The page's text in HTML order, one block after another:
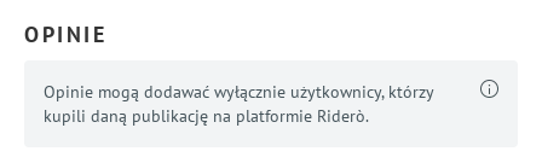
OPINIE
Opinie mogą dodawać wyłącznie użytkownicy, którzy
kupili daną publikację na platformie Riderò.